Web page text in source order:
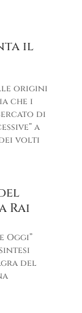
il
origini
che i
di
a
volti
Rai
Oggi”
del